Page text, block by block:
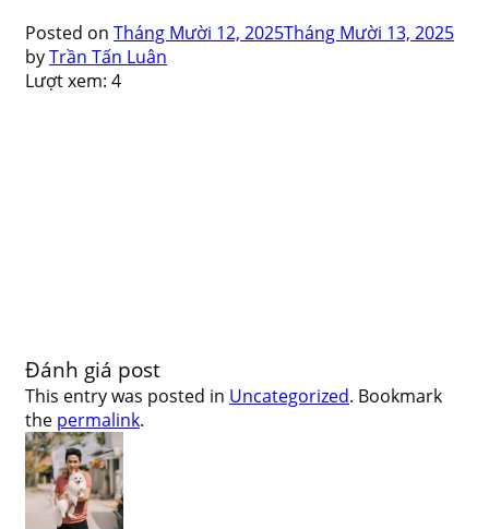
Posted on Tháng Mười 12, 2025Tháng Mười 13, 2025
byTrần Tấn Luân
Lượt xem: 4
Đánh giá post
This entry was posted in Uncategorized. Bookmark
the permalink.